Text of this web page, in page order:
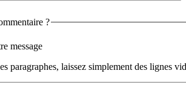
?
message
paragraphes, laissez simplement des lignes